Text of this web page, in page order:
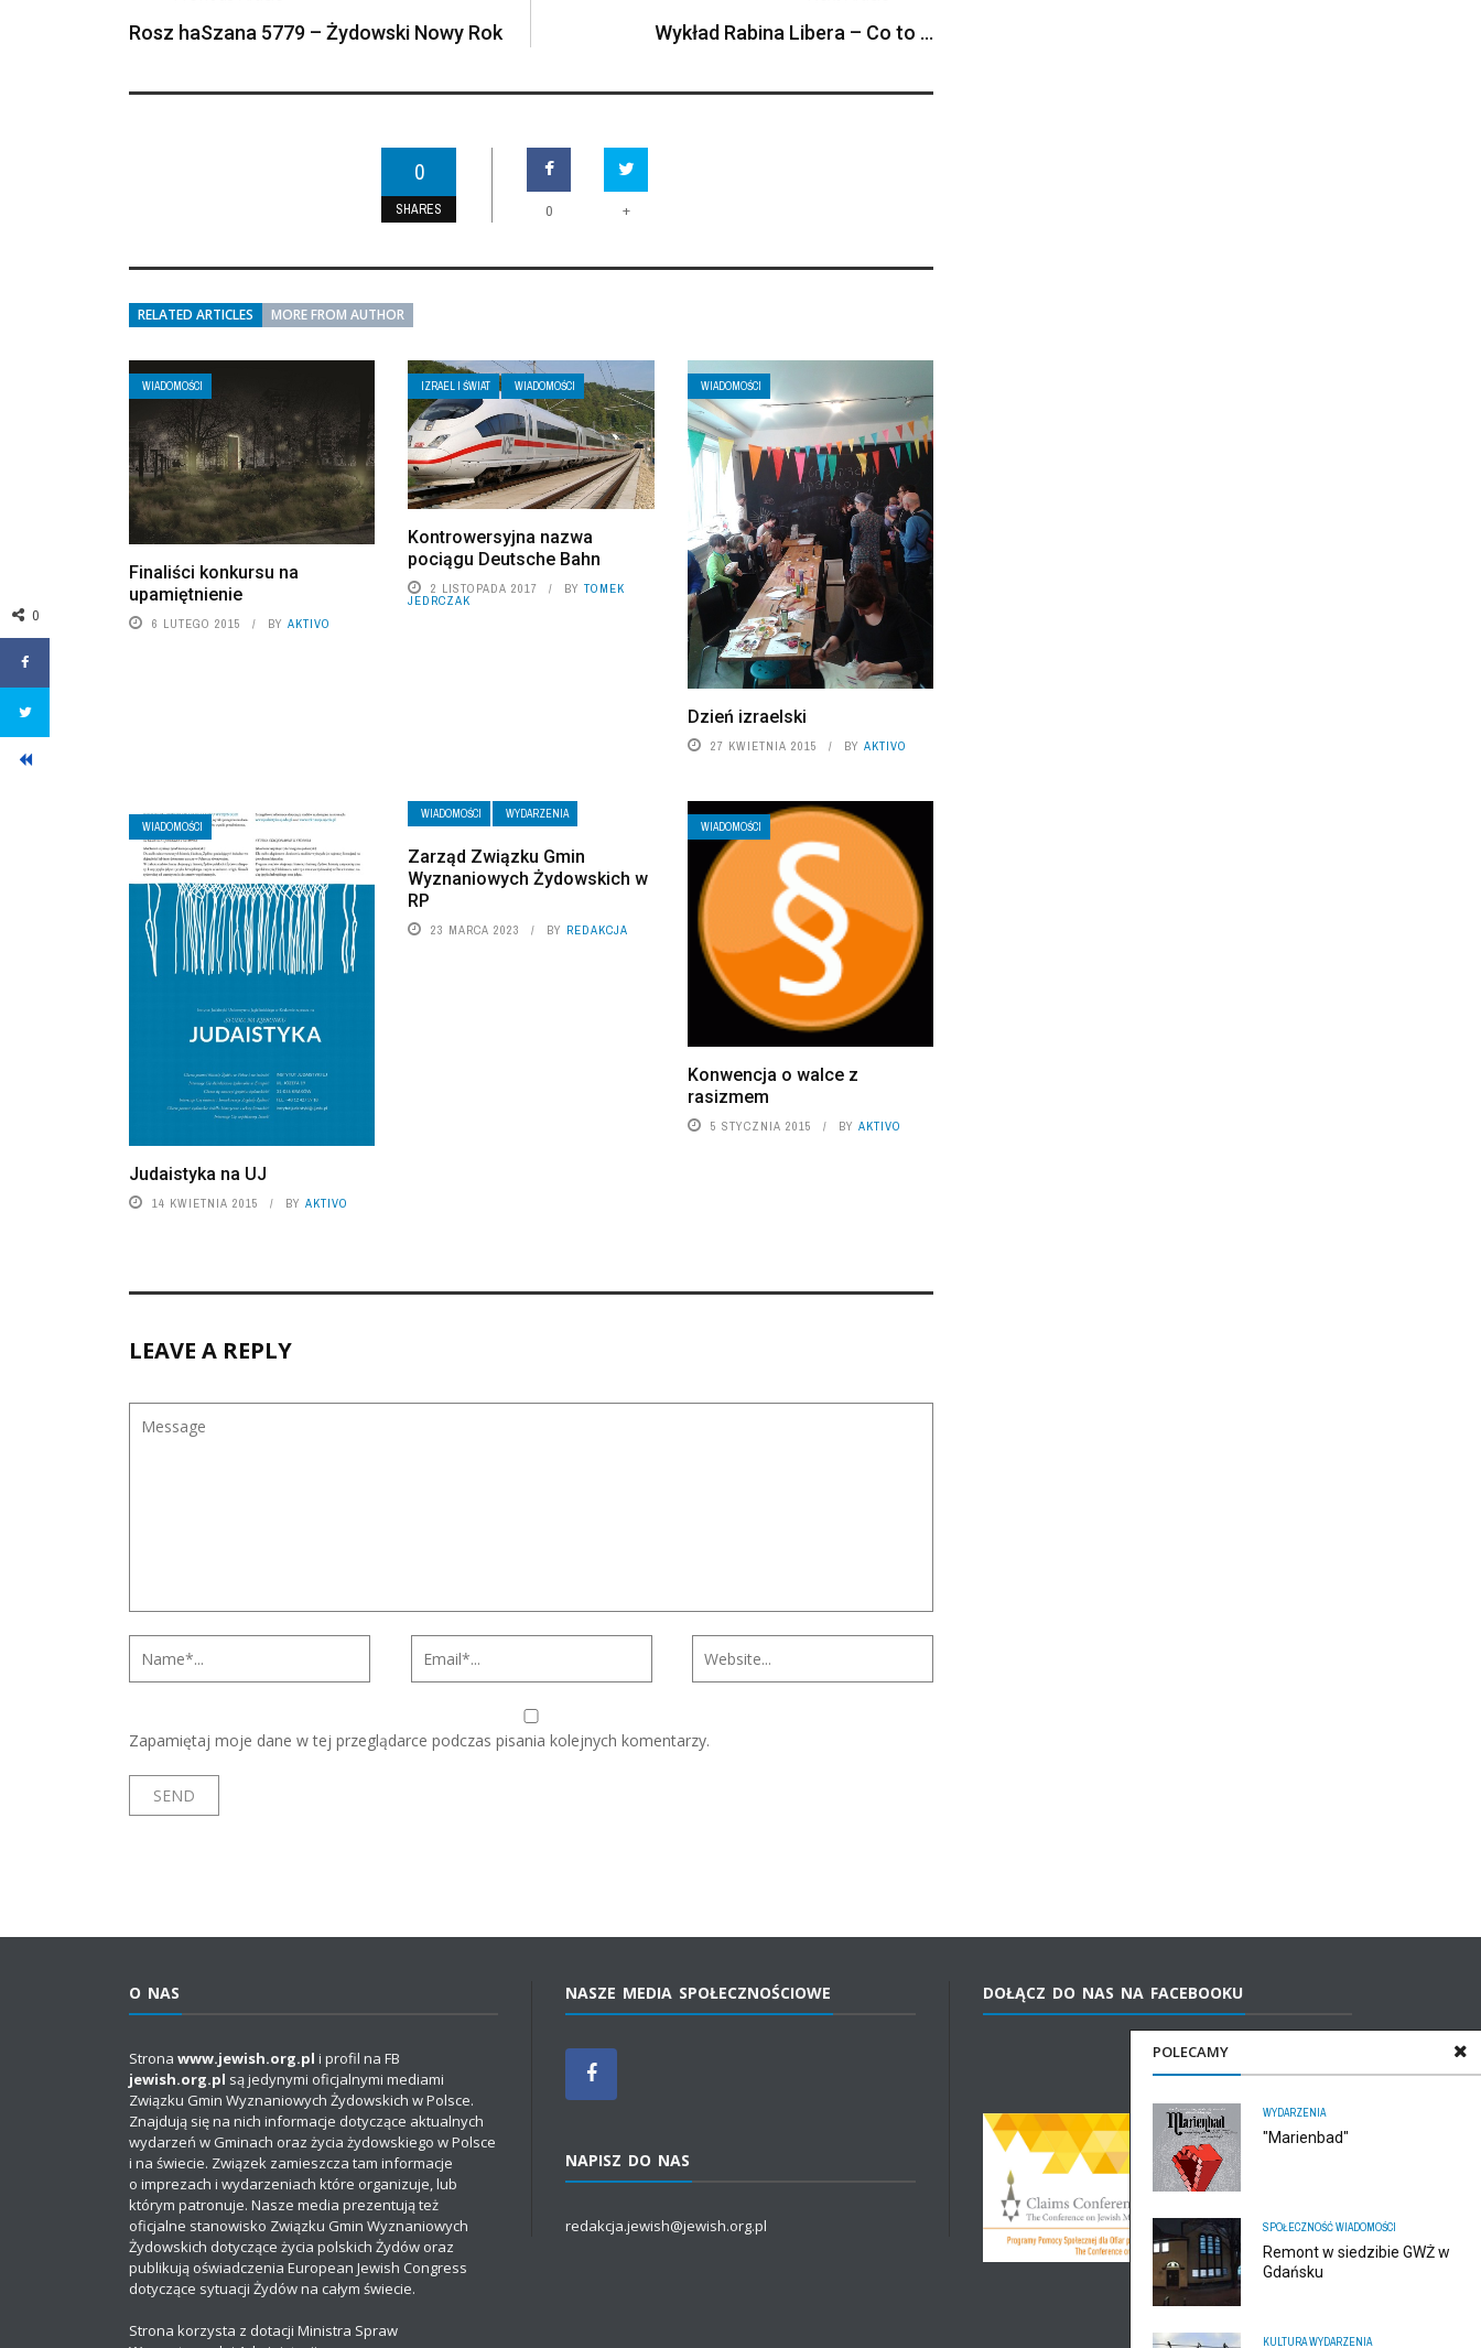
Rosz haSzana 5779 – Żydowski Nowy Rok Wykład Rabina Libera – Co to ...
0
SHARES 0 +
RELATED ARTICLES MORE FROM AUTHOR
WIADOMOŚCI
Finaliści konkursu na
upamiętnienie
6 LUTEGO 2015 BY AKTIVO
IZRAEL I ŚWIAT WIADOMOŚCI
Kontrowersyjna nazwa
pociągu Deutsche Bahn
2 LISTOPADA 2017 BYTOMEK
JEDRCZAK
WIADOMOŚCI
Dzień izraelski
27 KWIETNIA 2015 BY AKTIVO
WIADOMOŚCI
Judaistyka na UJ
14 KWIETNIA 2015 BY AKTIVO
WIADOMOŚCI WYDARZENIA
Zarząd Związku Gmin
Wyznaniowych Żydowskich w
RP
23 MARCA 2023 BY REDAKCJA
WIADOMOŚCI
Konwencja o walce z
rasizmem
5 STYCZNIA 2015 BY AKTIVO
LEAVE A REPLY
Zapamiętaj moje dane w tej przeglądarce podczas pisania kolejnych komentarzy.
0
POLECAMY
WYDARZENIA
"Marienbad"
SPOŁECZNOŚĆWIADOMOŚCI
Remont w siedzibie GWŻ w
Gdańsku
KULTURAWYDARZENIA
O NAS
Strona www.jewish.org.pl i profil na FB
jewish.org.pl są jedynymi oficjalnymi mediami
Związku Gmin Wyznaniowych Żydowskich w Polsce.
Znajdują się na nich informacje dotyczące aktualnych
wydarzeń w Gminach oraz życia żydowskiego w Polsce
i na świecie. Związek zamieszcza tam informacje
o imprezach i wydarzeniach które organizuje, lub
którym patronuje. Nasze media prezentują też
oficjalne stanowisko Związku Gmin Wyznaniowych
Żydowskich dotyczące życia polskich Żydów oraz
publikują oświadczenia European Jewish Congress
dotyczące sytuacji Żydów na całym świecie.
Strona korzysta z dotacji Ministra Spraw
NASZE MEDIA SPOŁECZNOŚCIOWE
NAPISZ DO NAS
redakcja.jewish@jewish.org.pl
DOŁĄCZ DO NAS NA FACEBOOKU